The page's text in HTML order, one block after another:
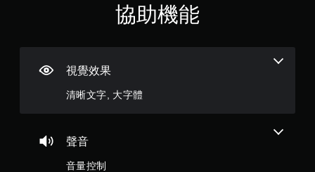
滿
5
顆
協助機能
視覺效果
清晰文字, 大字體
聲音
音量控制